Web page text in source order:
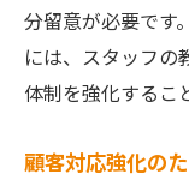
分留意が必要です
には、スタッフの
体制を強化するこ
顧客対応強化の